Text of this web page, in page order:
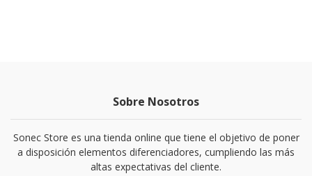
Sobre Nosotros
Sonec Store es una tienda online que tiene el objetivo de poner
a disposición elementos diferenciadores, cumpliendo las más
altas expectativas del cliente.